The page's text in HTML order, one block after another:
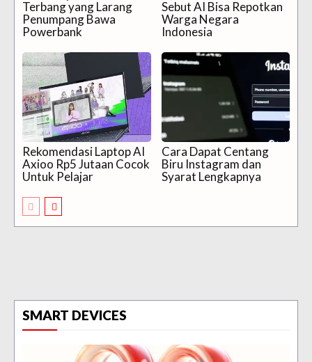
Terbang yang Larang
Penumpang Bawa
Powerbank
Sebut AI Bisa Repotkan
Warga Negara
Indonesia
Rekomendasi Laptop AI
Axioo Rp5 Jutaan Cocok
Untuk Pelajar
Cara Dapat Centang
Biru Instagram dan
Syarat Lengkapnya
SMART DEVICES